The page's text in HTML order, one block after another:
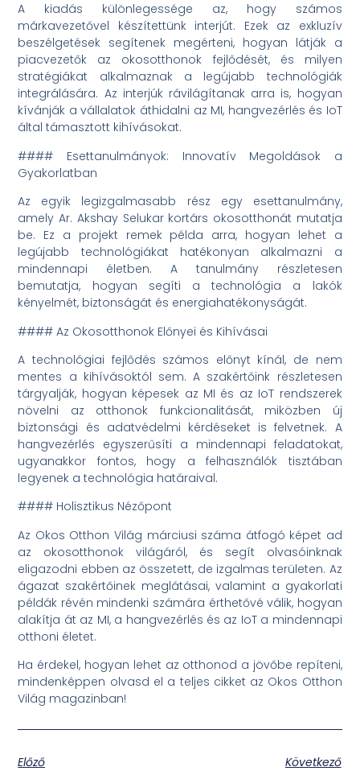
A kiadás különlegessége az, hogy számos
márkavezetővel készítettünk interjút. Ezek az exkluzív
beszélgetések segítenek megérteni, hogyan látják a
piacvezetők az okosotthonok fejlődését, és milyen
stratégiákat alkalmaznak a legújabb technológiák
integrálására. Az interjúk rávilágítanak arra is, hogyan
kívánják a vállalatok áthidalni az MI, hangvezérlés és IoT
által támasztott kihívásokat.
#### Esettanulmányok: Innovatív Megoldások a
Gyakorlatban
Az egyik legizgalmasabb rész egy esettanulmány,
amely Ar. Akshay Selukar kortárs okosotthonát mutatja
be. Ez a projekt remek példa arra, hogyan lehet a
legújabb technológiákat hatékonyan alkalmazni a
mindennapi életben. A tanulmány részletesen
bemutatja, hogyan segíti a technológia a lakók
kényelmét, biztonságát és energiahatékonyságát.
#### Az Okosotthonok Előnyei és Kihívásai
A technológiai fejlődés számos előnyt kínál, de nem
mentes a kihívásoktól sem. A szakértőink részletesen
tárgyalják, hogyan képesek az MI és az IoT rendszerek
növelni az otthonok funkcionalitását, miközben új
biztonsági és adatvédelmi kérdéseket is felvetnek. A
hangvezérlés egyszerűsíti a mindennapi feladatokat,
ugyanakkor fontos, hogy a felhasználók tisztában
legyenek a technológia határaival.
#### Holisztikus Nézőpont
Az Okos Otthon Világ márciusi száma átfogó képet ad
az okosotthonok világáról, és segít olvasóinknak
eligazodni ebben az összetett, de izgalmas területen. Az
ágazat szakértőinek meglátásai, valamint a gyakorlati
példák révén mindenki számára érthetővé válik, hogyan
alakítja át az MI, a hangvezérlés és az IoT a mindennapi
otthoni életet.
Ha érdekel, hogyan lehet az otthonod a jövőbe repíteni,
mindenképpen olvasd el a teljes cikket az Okos Otthon
Világ magazinban!
Előző Következő